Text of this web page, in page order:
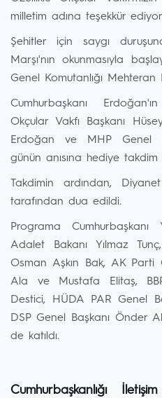
milletim adına teşekkür
Şehitler için saygı
Marşı'nın okunmasıyla
Genel Komutanlığı
Cumhurbaşkanı
Okçular Vakfı Başkanı
Erdoğan ve MHP Genel
günün anısına hediye takdim
Takdimin ardından,
tarafından dua edildi.
Programa Cumhurbaşkanı
Adalet Bakanı Yılmaz
Osman Aşkın Bak, AK Parti
Ala ve Mustafa Elitaş,
Destici, HÜDA PAR Genel
DSP Genel Başkanı Önder
de katıldı.
Cumhurbaşkanlığı